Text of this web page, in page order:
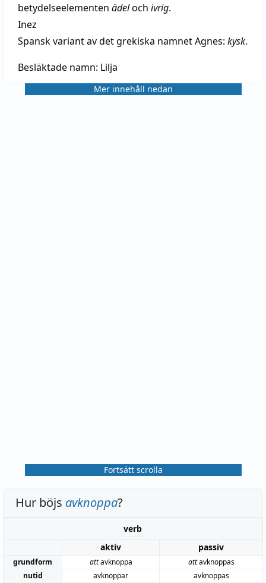
betydelseelementen ädeloch ivrig.
Inez
Spansk variant av det grekiska namnet Agnes: kysk.
Besläktade namn: Lilja
Mer innehåll nedan
Fortsätt scrolla
Hur böjs avknoppa?
verb
aktiv
passiv
grundform attavknoppa attavknoppas
nutid
avknoppar
avknoppas